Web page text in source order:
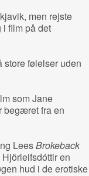
men rejste
i film på det
store følelser uden
som Jane
begæret fra en
LeesBrokeback
en
hud i de erotiske